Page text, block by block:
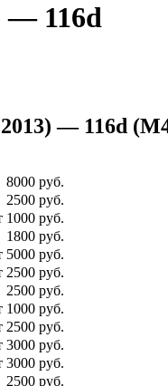
— 116d
— 116d
8000 руб.
2500 руб.
1000 руб.
1800 руб.
5000 руб.
2500 руб.
2500 руб.
1000 руб.
2500 руб.
3000 руб.
3000 руб.
2500 руб.